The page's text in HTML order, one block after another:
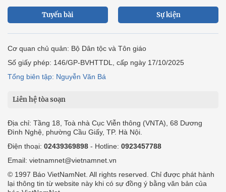
Tuyến bài Sự kiện
Cơ quan chủ quản: Bộ Dân tộc và Tôn giáo
Số giấy phép: 146/GP-BVHTTDL, cấp ngày 17/10/2025
Tổng biên tập: Nguyễn Văn Bá
Liên hệ tòa soạn
Địa chỉ: Tầng 18, Toà nhà Cục Viễn thông (VNTA), 68 Dương
Đình Nghệ, phường Cầu Giấy, TP. Hà Nội.
Điện thoại: 02439369898 - Hotline: 0923457788
Email: vietnamnet@vietnamnet.vn
© 1997 Báo VietNamNet. All rights reserved. Chỉ được phát hành
lại thông tin từ website này khi có sự đồng ý bằng văn bản của